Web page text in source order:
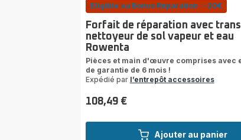
Ajouter au panier
Eligible au Bonus Réparation : -20€
Forfait de réparation avec
nettoyeur de sol vapeur et eau
Rowenta
Pièces et main d'œuvre comprises avec
de garantie de 6 mois !
Expédié par l’entrepôt accessoires
Prix
108,49 €